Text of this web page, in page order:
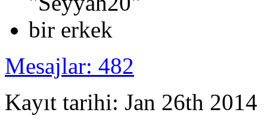
Mesajlar: 482
Kayıt tarihi: Jan 26th 2014